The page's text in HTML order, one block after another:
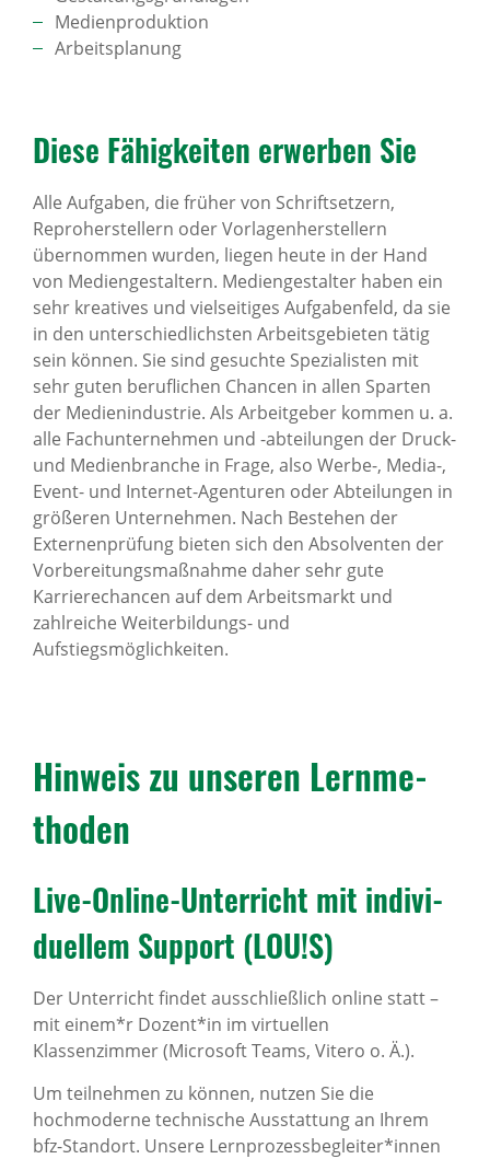
Medienproduktion
Arbeitsplanung
Diese Fähig­keiten erwerben Sie
Alle Aufgaben, die früher von Schriftsetzern,
Reproherstellern oder Vorlagenherstellern
übernommen wurden, liegen heute in der Hand
von Mediengestaltern. Mediengestalter haben ein
sehr kreatives und vielseitiges Aufgabenfeld, da sie
in den unterschiedlichsten Arbeitsgebieten tätig
sein können. Sie sind gesuchte Spezialisten mit
sehr guten beruflichen Chancen in allen Sparten
der Medienindustrie. Als Arbeitgeber kommen u. a.
alle Fachunternehmen und -abteilungen der Druck-
und Medienbranche in Frage, also Werbe-, Media-,
Event- und Internet-Agenturen oder Abteilungen in
größeren Unternehmen. Nach Bestehen der
Externenprüfung bieten sich den Absolventen der
Vorbereitungsmaßnahme daher sehr gute
Karrierechancen auf dem Arbeitsmarkt und
zahlreiche Weiterbildungs- und
Aufstiegsmöglichkeiten.
Hinweis zu unseren Lern­me­
thoden
Live-Online-Unter­richt mit indi­vi­
du­ellem Support (LOU!S)
Der Unterricht findet ausschließlich online statt –
mit einem*r Dozent*in im virtuellen
Klassenzimmer (Microsoft Teams, Vitero o. Ä.).
Um teilnehmen zu können, nutzen Sie die
hochmoderne technische Ausstattung an Ihrem
bfz-Standort. Unsere Lernprozessbegleiter*innen